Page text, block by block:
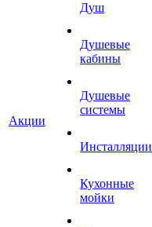
Акции
Душ
Душевые
кабины
Душевые
системы
Инсталляции
Кухонные
мойки